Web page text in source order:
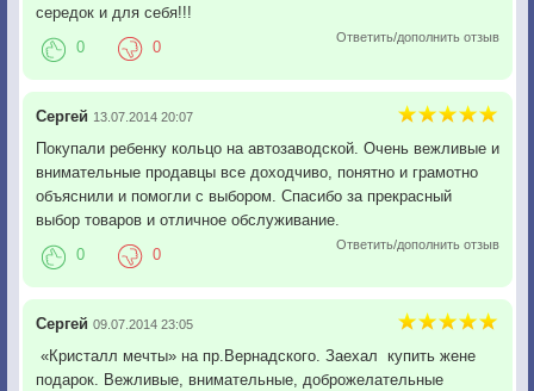
середок и для себя!!!
Ответить/дополнить отзыв
0 0
Сергей 13.07.2014 20:07
Покупали ребенку кольцо на автозаводской. Очень вежливые и
внимательные продавцы все доходчиво, понятно и грамотно
объяснили и помогли с выбором. Спасибо за прекрасный
выбор товаров и отличное обслуживание.
Ответить/дополнить отзыв
0 0
Сергей 09.07.2014 23:05
«Кристалл мечты» на пр.Вернадского. Заехал купить жене
подарок. Вежливые, внимательные, доброжелательные